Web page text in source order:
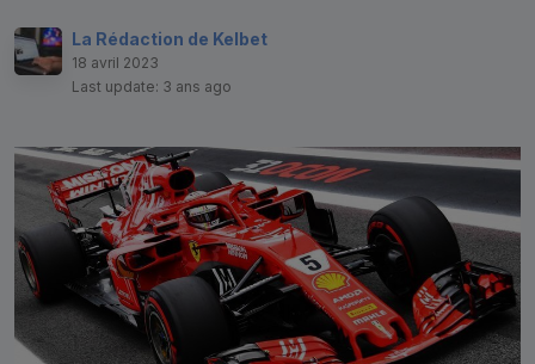
La Rédaction de Kelbet
18 avril 2023
Last update: 3 ans ago